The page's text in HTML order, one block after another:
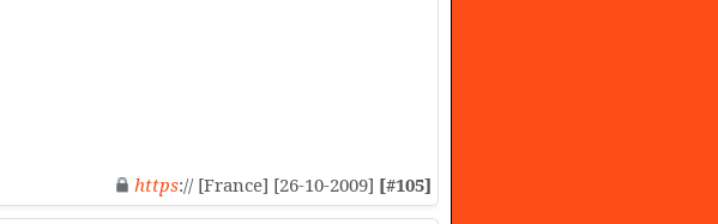
https:// [France] [26-10-2009] [#105]